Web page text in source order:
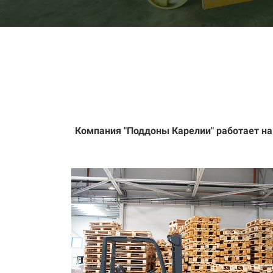
Компания "Поддоны Карелии" работает